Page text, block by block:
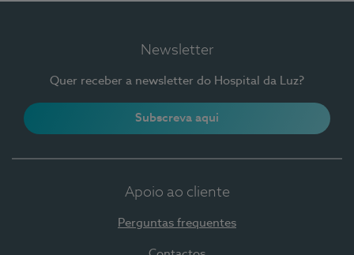
Newsletter
Quer receber a newsletter do Hospital da Luz?
Subscreva aqui
Apoio ao cliente
Perguntas frequentes